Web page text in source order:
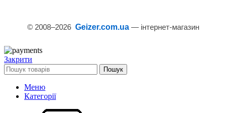
© 2008–2026 Geizer.com.ua— інтернет-магазин
Закрити
Пошук
Меню
Категорії